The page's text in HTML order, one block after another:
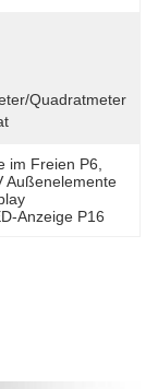
Quadratmeter
im Freien P6
Außenelemente
Anzeige P16